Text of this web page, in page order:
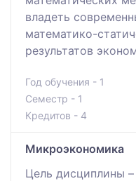
владеть
математико-
результатов
Год обучения - 1
Семестр - 1
Кредитов - 4
Микроэкономика
Цель дисциплины